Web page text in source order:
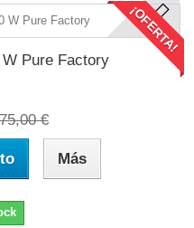
¡OFERTA!
Pure Factory
€
Más